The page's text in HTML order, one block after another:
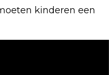
kinderen een